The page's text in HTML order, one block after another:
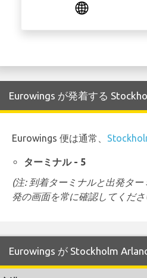
Eurowings が発着する
Eurowings 便は通常、
ターミナル - 5
(注: 到着ターミナルと出発タ
発の画面を常に確認してくださ
Eurowings が Stockholm